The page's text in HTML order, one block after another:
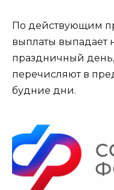
По действующим
выплаты выпадает
праздничный
перечисляют в
будние дни.